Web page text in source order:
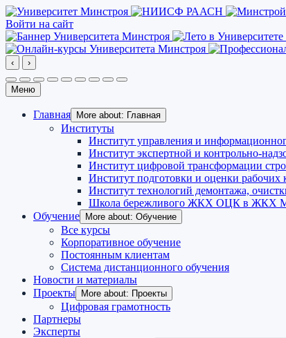
Войти на сайт
‹ ›
Меню
Главная More about: Главная
Институты
Институт управления и
Институт экспертной и контрольно-
Институт цифровой трансформации
Институт подготовки и оценки рабочих
Институт технологий демонтажа,
Школа бережливого ЖКХ ОЦК в ЖКХ
Обучение
More about: Обучение
Все курсы
Корпоративное обучение
Постоянным клиентам
Система дистанционного обучения
Новости и материалы
Проекты
More about: Проекты
Цифровая грамотность
Партнеры
Эксперты